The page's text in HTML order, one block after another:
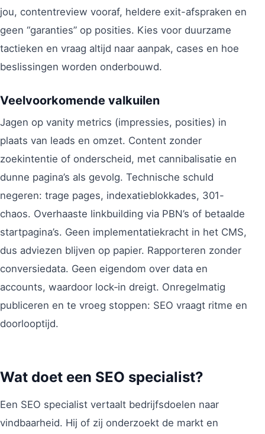
jou, contentreview vooraf, heldere exit-afspraken en
geen “garanties” op posities. Kies voor duurzame
tactieken en vraag altijd naar aanpak, cases en hoe
beslissingen worden onderbouwd.
Veelvoorkomende valkuilen
Jagen op vanity metrics (impressies, posities) in
plaats van leads en omzet. Content zonder
zoekintentie of onderscheid, met cannibalisatie en
dunne pagina’s als gevolg. Technische schuld
negeren: trage pages, indexatieblokkades, 301-
chaos. Overhaaste linkbuilding via PBN’s of betaalde
startpagina’s. Geen implementatiekracht in het CMS,
dus adviezen blijven op papier. Rapporteren zonder
conversiedata. Geen eigendom over data en
accounts, waardoor lock‑in dreigt. Onregelmatig
publiceren en te vroeg stoppen: SEO vraagt ritme en
doorlooptijd.
Wat doet een SEO specialist?
Een SEO specialist vertaalt bedrijfsdoelen naar
vindbaarheid. Hij of zij onderzoekt de markt en